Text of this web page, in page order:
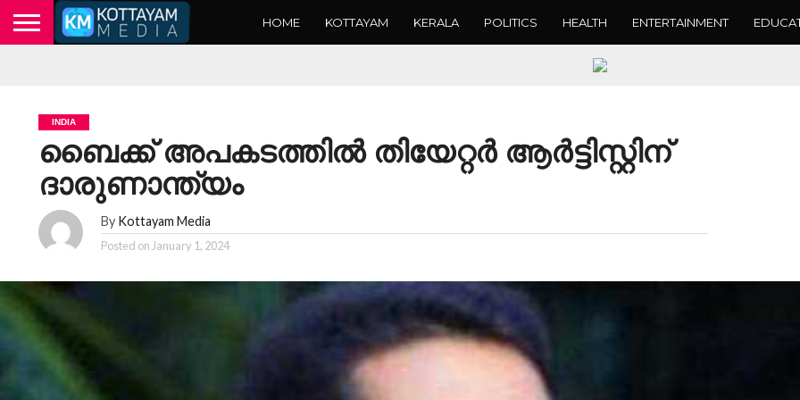
HOME KOTTAYAM KERALA POLITICS HEALTH ENTERTAINMENT
INDIA
ബൈക്ക് അപകടത്തില്‍ തിയേറ്റര്‍ ആര്‍ട്ടിസ്റ്റിന്
ദാരുണാന്ത്യം
By Kottayam Media
Posted on January 1, 2024